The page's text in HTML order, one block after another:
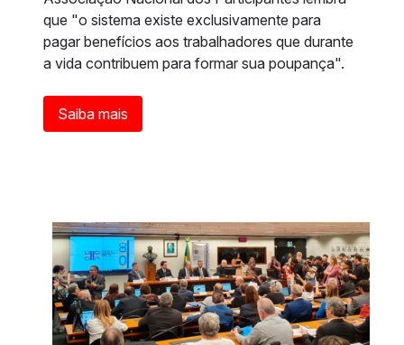
que "o sistema existe exclusivamente para
pagar benefícios aos trabalhadores que durante
a vida contribuem para formar sua poupança".
Saiba mais